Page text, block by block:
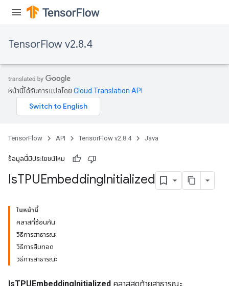
TensorFlow v2.8.4
หน้านี้ได้รับการแปลโดย Cloud Translation API
TensorFlow API TensorFlow v2.8.4 Java
ข้อมูลนี้มีประโยชน์ไหม
IsTPUEmbeddingInitialized
ในหน้านี้
คลาสที่ซ้อนกัน
วิธีการสาธารณะ
วิธีการสืบทอด
วิธีการสาธารณะ
IsTPUEmbeddingInitialized คลาสสุดท้ายสาธารณะ